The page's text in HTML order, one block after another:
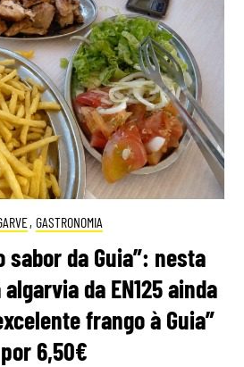
, GASTRONOMIA
sabor da Guia”: nesta
da EN125 ainda
frango à Guia”
por 6,50€